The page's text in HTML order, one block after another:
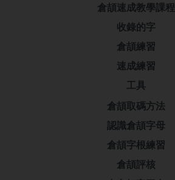
倉頡速成教學課程
收錄的字
倉頡練習
速成練習
工具
倉頡取碼方法
認識倉頡字母
倉頡字根練習
倉頡評核